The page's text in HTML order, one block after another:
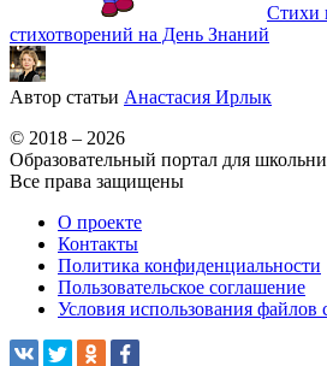
Стихи
стихотворений на День Знаний
Автор статьи Анастасия Ирлык
© 2018 – 2026
Образовательный портал для
Все права защищены
О проекте
Контакты
Политика конфиденциальности
Пользовательское соглашение
Условия использования файлов